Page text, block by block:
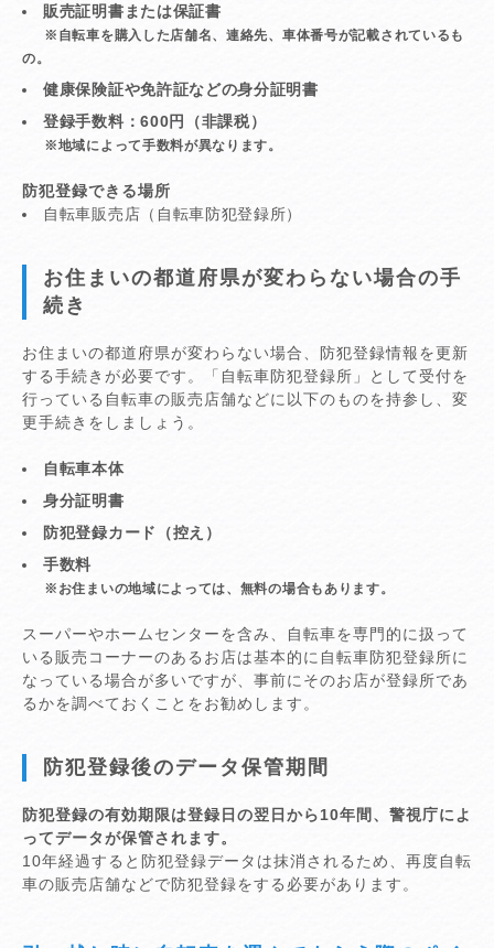
販売証明書または保証書
※自転車を購入した店舗名、連絡先、車体番号が記載されているも
の。
健康保険証や免許証などの身分証明書
登録手数料：600円（非課税）
※地域によって手数料が異なります。
防犯登録できる場所
自転車販売店（自転車防犯登録所）
お住まいの都道府県が変わらない場合の手
続き
お住まいの都道府県が変わらない場合、防犯登録情報を更新
する手続きが必要です。「自転車防犯登録所」として受付を
行っている自転車の販売店舗などに以下のものを持参し、変
更手続きをしましょう。
自転車本体
身分証明書
防犯登録カード（控え）
手数料
※お住まいの地域によっては、無料の場合もあります。
スーパーやホームセンターを含み、自転車を専門的に扱って
いる販売コーナーのあるお店は基本的に自転車防犯登録所に
なっている場合が多いですが、事前にそのお店が登録所であ
るかを調べておくことをお勧めします。
防犯登録後のデータ保管期間
防犯登録の有効期限は登録日の翌日から10年間、警視庁によ
ってデータが保管されます。
10年経過すると防犯登録データは抹消されるため、再度自転
車の販売店舗などで防犯登録をする必要があります。